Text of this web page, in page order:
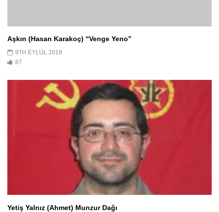
Aşkın (Hasan Karakoç) “Venge Yeno”
9TH EYLÜL 2019
87
Yetiş Yalnız (Ahmet) Munzur Dağı